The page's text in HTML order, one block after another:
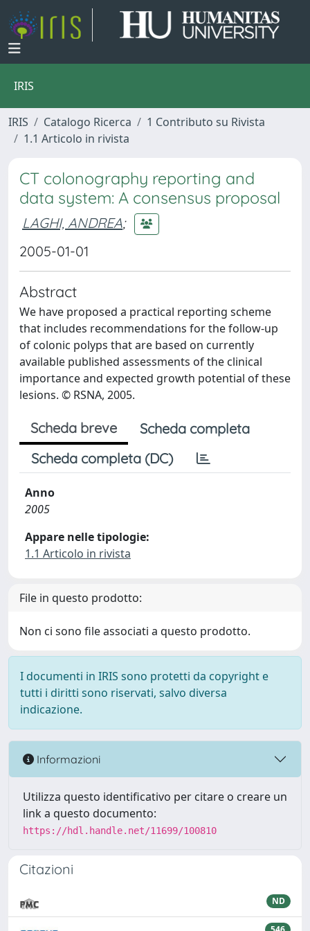
IRIS
IRIS Catalogo Ricerca
1 Contributo su Rivista
1.1 Articolo in rivista
CT colonography reporting and
data system: A consensus proposal
LAGHI, ANDREA;
2005-01-01
Abstract
We have proposed a practical reporting scheme
that includes recommendations for the follow-up
of colonic polyps that are based on currently
available published assessments of the clinical
importance and expected growth potential of these
lesions. © RSNA, 2005.
Scheda breve
Scheda completa
Scheda completa (DC)
Anno
2005
Appare nelle tipologie:
1.1 Articolo in rivista
File in questo prodotto:
Non ci sono file associati a questo prodotto.
I documenti in IRIS sono protetti da copyright e
tutti i diritti sono riservati, salvo diversa
indicazione.
Informazioni
Utilizza questo identificativo per citare o creare un
link a questo documento:
https://hdl.handle.net/11699/100810
Citazioni
ND